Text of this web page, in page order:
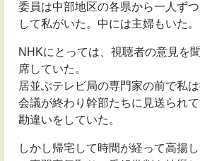
委員は中部地区の各県から一人ず
して私がいた。中には主婦もいた。
NHKにとっては、視聴者の意見を
席していた。
居並ぶテレビ局の専門家の前で私
会議が終わり幹部たちに見送られ
勘違いをしていた。
しかし帰宅して時間が経って高揚